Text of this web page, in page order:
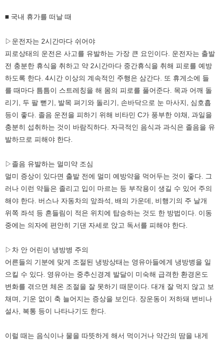
■ 국내 휴가를 떠날 때
▷운전자는 2시간마다 쉬어야
피로상태의 운전은 사고를 유발하는 가장 큰 요인이다. 운전자는 출발
전 충분한 휴식을 취하고 약 2시간마다 중간휴식을 취해 피로를 예방
하도록 한다. 4시간 이상의 계속적인 주행은 삼간다. 또 휴게소에 들
를 때마다 틈틈이 스트레칭을 해 몸의 피로를 풀어준다. 목과 어깨 돌
리기, 두 팔 뻗기, 발목 펴기와 돌리기, 손바닥으로 눈 마사지, 심호흡
등이 좋다. 졸음 운전을 피하기 위해 비타민 C가 풍부한 야채, 과일을
충분히 섭취하는 것이 바람직하다. 자극적인 음식과 과식은 졸음을 유
발하므로 피해야 한다.
▷졸음 유발하는 멀미약 조심
멀미 증상이 있다면 출발 전에 멀미 예방약을 먹어두는 것이 좋다. 그
러나 이런 약들은 졸리고 입이 마르는 등 부작용이 생길 수 있어 주의
해야 한다. 버스나 자동차의 앞좌석, 배의 가운데, 비행기의 주 날개
위쪽 좌석 등 흔들림이 적은 위치에 탑승하는 것도 한 방법이다. 이동
중에는 의자에 편안히 기댄 자세로 앉고 독서를 피해야 한다.
▷차 안 어린이 냉방병 주의
어른들의 기분에 맞게 조절된 냉방상태는 영유아들에게 냉방병을 일
으킬 수 있다. 영유아는 중추신경계 발달이 미숙해 급격한 환경온도
변화를 겪으면 체온 조절을 잘 못하기 때문이다. 대개 잘 먹지 않고 보
채며, 기운 없이 축 늘어지는 증상을 보인다. 장운동이 저하돼 변비나
설사, 복통 등이 나타나기도 한다.
이럴 때는 음식이나 물을 따뜻하게 해서 먹이거나 약간의 땀을 내게